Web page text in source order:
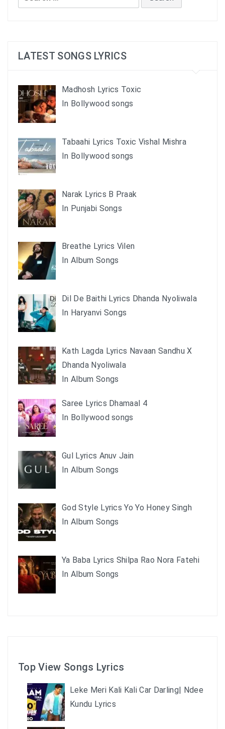
for:
LATEST SONGS LYRICS
Madhosh Lyrics Toxic
In Bollywood songs
Tabaahi Lyrics Toxic Vishal Mishra
In Bollywood songs
Narak Lyrics B Praak
In Punjabi Songs
Breathe Lyrics Vilen
In Album Songs
Dil De Baithi Lyrics Dhanda Nyoliwala
In Haryanvi Songs
Kath Lagda Lyrics Navaan Sandhu X
Dhanda Nyoliwala
In Album Songs
Saree Lyrics Dhamaal 4
In Bollywood songs
Gul Lyrics Anuv Jain
In Album Songs
God Style Lyrics Yo Yo Honey Singh
In Album Songs
Ya Baba Lyrics Shilpa Rao Nora Fatehi
In Album Songs
Top View Songs Lyrics
Leke Meri Kali Kali Car Darling| Ndee
Kundu Lyrics